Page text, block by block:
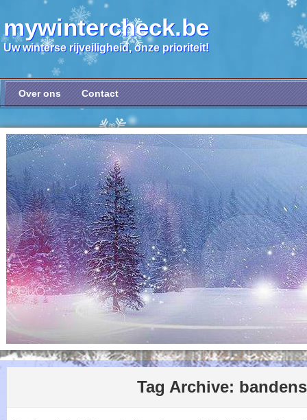
mywintercheck.be
Uw winterse rijveiligheid, onze prioriteit!
Over ons Contact
Tag Archive: